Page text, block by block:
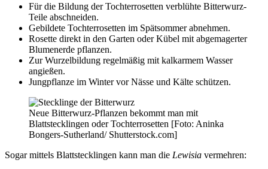
Für die Bildung der Tochterrosetten verblühte Bitterwurz-
Teile abschneiden.
Gebildete Tochterrosetten im Spätsommer abnehmen.
Rosette direkt in den Garten oder Kübel mit abgemagerter
Blumenerde pflanzen.
Zur Wurzelbildung regelmäßig mit kalkarmem Wasser
angießen.
Jungpflanze im Winter vor Nässe und Kälte schützen.
Neue Bitterwurz-Pflanzen bekommt man mit
Blattstecklingen oder Tochterrosetten [Foto: Aninka
Bongers-Sutherland/ Shutterstock.com]
Sogar mittels Blattstecklingen kann man die Lewisia vermehren: